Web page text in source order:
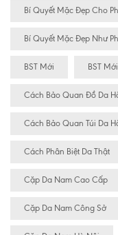
Bí Quyết Mặc Đẹp Cho
Bí Quyết Mặc Đẹp Như
BST Mới BST
Cách Bảo Quan Đồ Da
Cách Bảo Quan Túi Da
Cách Phân Biệt Da Thật
Cặp Da Nam Cao Cấp
Cặp Da Nam Công Sở